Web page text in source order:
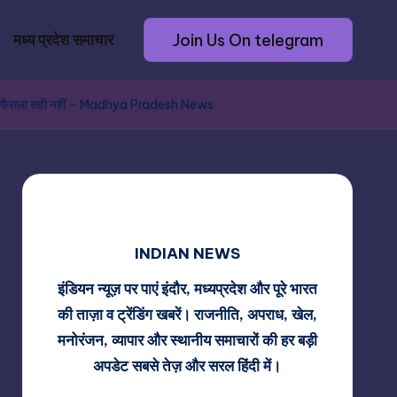
मध्य प्रदेश समाचार Join Us On telegram
का फैसला सही नहीं – Madhya Pradesh News
INDIAN NEWS
इंडियन न्यूज़ पर पाएं इंदौर, मध्यप्रदेश और पूरे भारत
की ताज़ा व ट्रेंडिंग खबरें। राजनीति, अपराध, खेल,
मनोरंजन, व्यापार और स्थानीय समाचारों की हर बड़ी
अपडेट सबसे तेज़ और सरल हिंदी में।